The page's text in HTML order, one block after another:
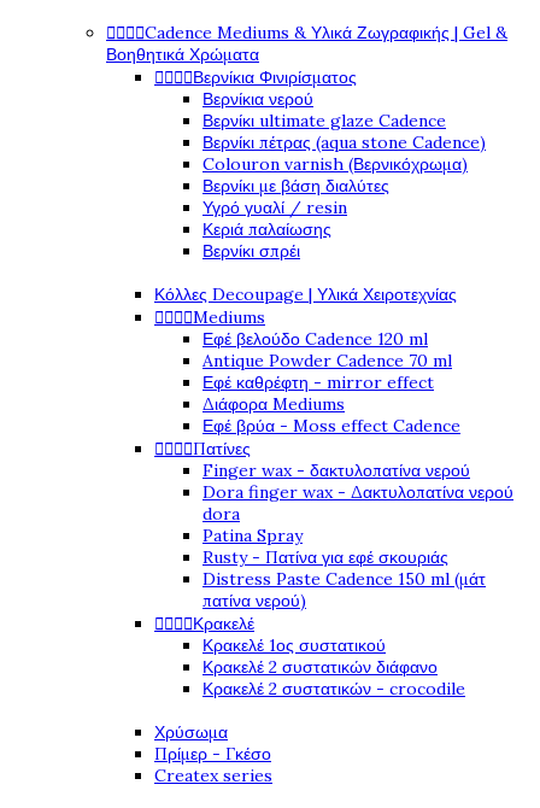
Cadence Mediums & Υλικά Ζωγραφικής | Gel &
Βοηθητικά Χρώματα
Βερνίκια Φινιρίσματος
Βερνίκια νερού
Βερνίκι ultimate glaze Cadence
Βερνίκι πέτρας (aqua stone Cadence)
Colouron varnish (Βερνικόχρωμα)
Βερνίκι με βάση διαλύτες
Υγρό γυαλί / resin
Κεριά παλαίωσης
Βερνίκι σπρέι
Κόλλες Decoupage | Υλικά Χειροτεχνίας
Mediums
Εφέ βελούδο Cadence 120 ml
Antique Powder Cadence 70 ml
Εφέ καθρέφτη - mirror effect
Διάφορα Mediums
Εφέ βρύα - Moss effect Cadence
Πατίνες
Finger wax - δακτυλοπατίνα νερού
Dora finger wax - Δακτυλοπατίνα νερού
dora
Patina Spray
Rusty - Πατίνα για εφέ σκουριάς
Distress Paste Cadence 150 ml (μάτ
πατίνα νερού)
Κρακελέ
Κρακελέ 1ος συστατικού
Κρακελέ 2 συστατικών διάφανο
Κρακελέ 2 συστατικών - crocodile
Χρύσωμα
Πρίμερ - Γκέσο
Createx series